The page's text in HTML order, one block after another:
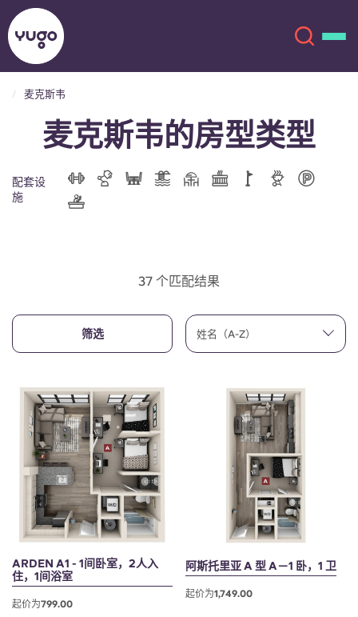
关于我们
账户
English (US)
Chinese
Español
Català
Deutsch
选择一个城市
选择一间公寓
登录
English (GB)
English (US)
麦克斯韦
麦克斯韦的房型类型
配套设
施
37 个匹配结果
筛选 姓名（A-Z）
ARDEN A1 - 1间卧室，2人入
住，1间浴室
起价为799.00
阿斯托里亚 A 型 A－1 卧，1 卫
起价为1,749.00